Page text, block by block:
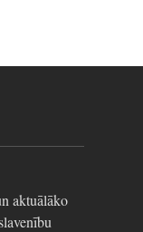
aktuālāko